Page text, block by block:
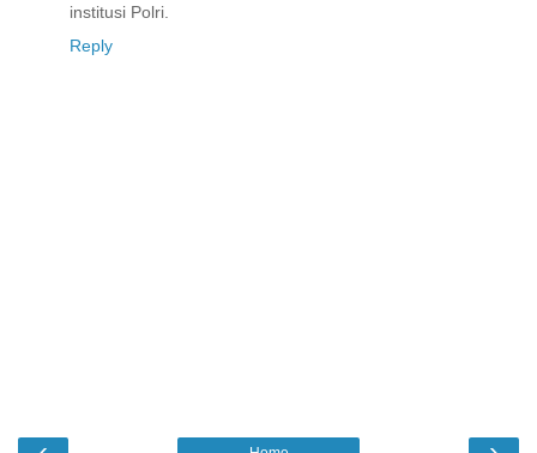
institusi Polri.
Reply